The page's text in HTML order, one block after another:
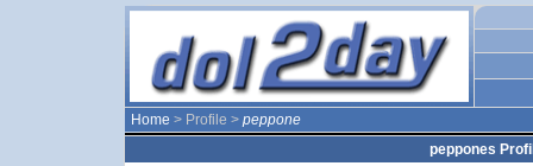
Home > Profile > peppone
peppones